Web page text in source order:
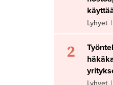
Lyhyet |
2
Lyhyet |